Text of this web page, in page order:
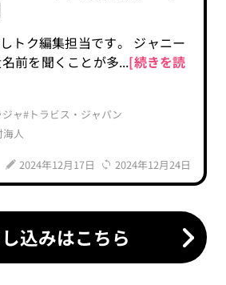
トク編集担当です。 ジャニー
前を聞くことが多...[続きを読
ャ#トラビス・ジャパン
人
2024年12月17日 2024年12月24日
込みはこちら